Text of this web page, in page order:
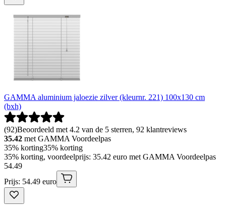
GAMMA aluminium jaloezie zilver (kleurnr. 221) 100x130 cm
(bxh)
(92)Beoordeeld met 4.2 van de 5 sterren, 92 klantreviews
35.42 met GAMMA Voordeelpas
35% korting35% korting
35% korting, voordeelprijs: 35.42 euro met GAMMA Voordeelpas
54.49
Prijs: 54.49 euro